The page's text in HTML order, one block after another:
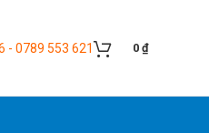
- 0789 553 621 0 ₫